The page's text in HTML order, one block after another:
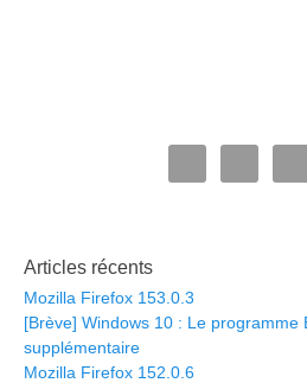
Articles récents
Mozilla Firefox 153.0.3
[Brève] Windows 10 : Le programme
supplémentaire
Mozilla Firefox 152.0.6